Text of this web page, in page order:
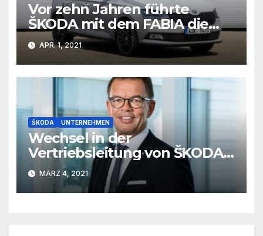
Vor zehn Jahren führte
ŠKODA mit dem FABIA die
MONTE CARLO-Modelle ein
APR. 1, 2021
ŠKODA UNTERNEHMEN
Wechsel in der
Vertriebsleitung von ŠKODA
AUTO Deutschland
MÄRZ 4, 2021